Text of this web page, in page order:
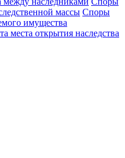
массы Споры
имущества
места открытия наследства